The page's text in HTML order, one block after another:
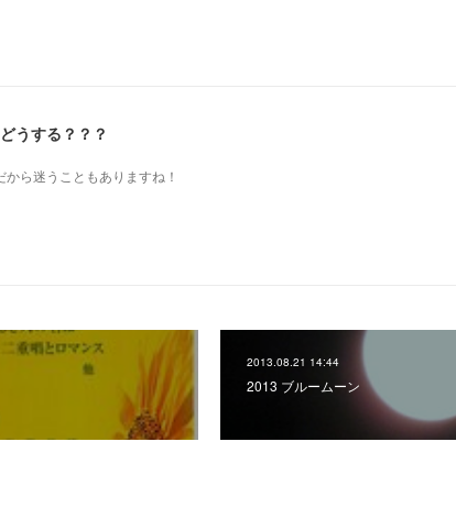
うする？？？
ら迷うこともありますね！
2013.08.21 14:44
2013 ブルームーン